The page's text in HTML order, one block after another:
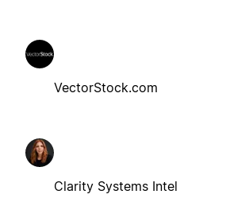
VectorStock.com
Clarity Systems Intel